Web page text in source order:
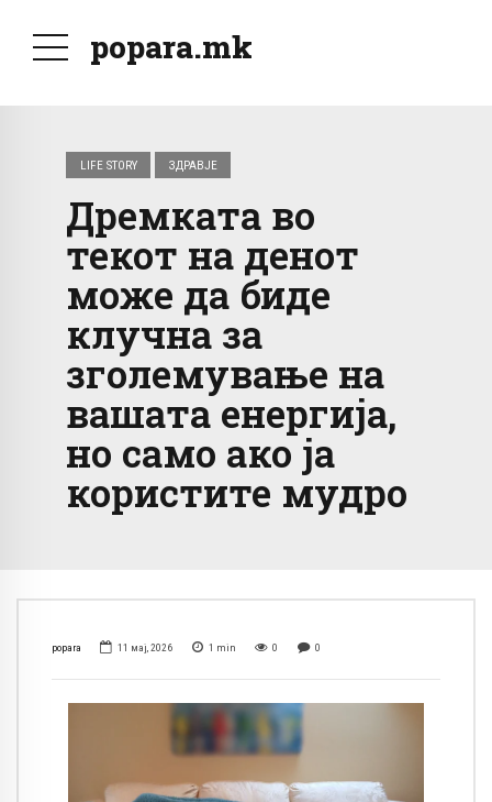
popara.mk
LIFE STORY ЗДРАВЈЕ
Дремката во
текот на денот
може да биде
клучна за
зголемување на
вашата енергија,
но само ако ја
користите мудро
popara 11 мај, 2026 1 min 0 0